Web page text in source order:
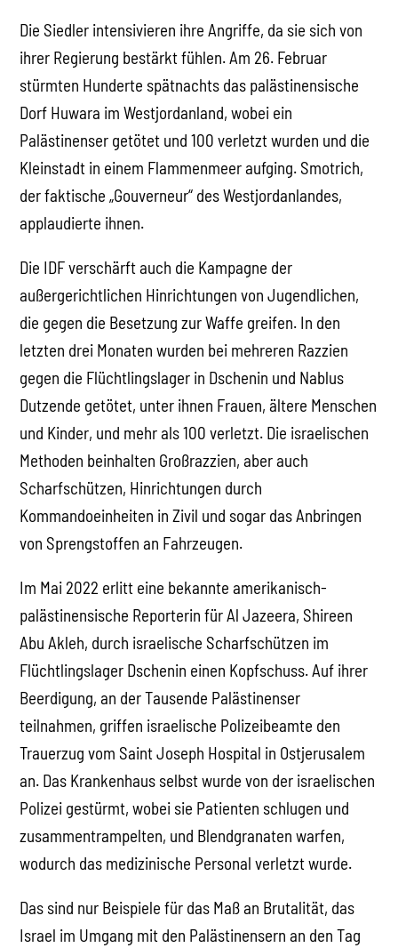
Die Siedler intensivieren ihre Angriffe, da sie sich von
ihrer Regierung bestärkt fühlen. Am 26. Februar
stürmten Hunderte spätnachts das palästinensische
Dorf Huwara im Westjordanland, wobei ein
Palästinenser getötet und 100 verletzt wurden und die
Kleinstadt in einem Flammenmeer aufging. Smotrich,
der faktische „Gouverneur“ des Westjordanlandes,
applaudierte ihnen.
Die IDF verschärft auch die Kampagne der
außergerichtlichen Hinrichtungen von Jugendlichen,
die gegen die Besetzung zur Waffe greifen. In den
letzten drei Monaten wurden bei mehreren Razzien
gegen die Flüchtlingslager in Dschenin und Nablus
Dutzende getötet, unter ihnen Frauen, ältere Menschen
und Kinder, und mehr als 100 verletzt. Die israelischen
Methoden beinhalten Großrazzien, aber auch
Scharfschützen, Hinrichtungen durch
Kommandoeinheiten in Zivil und sogar das Anbringen
von Sprengstoffen an Fahrzeugen.
Im Mai 2022 erlitt eine bekannte amerikanisch-
palästinensische Reporterin für Al Jazeera, Shireen
Abu Akleh, durch israelische Scharfschützen im
Flüchtlingslager Dschenin einen Kopfschuss. Auf ihrer
Beerdigung, an der Tausende Palästinenser
teilnahmen, griffen israelische Polizeibeamte den
Trauerzug vom Saint Joseph Hospital in Ostjerusalem
an. Das Krankenhaus selbst wurde von der israelischen
Polizei gestürmt, wobei sie Patienten schlugen und
zusammentrampelten, und Blendgranaten warfen,
wodurch das medizinische Personal verletzt wurde.
Das sind nur Beispiele für das Maß an Brutalität, das
Israel im Umgang mit den Palästinensern an den Tag